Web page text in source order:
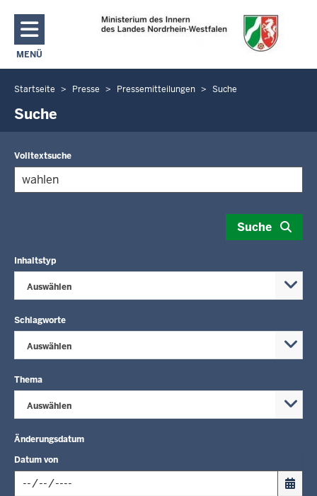
Direkt zum Inhalt
MENÜ
NAVIGATION AKTIVIEREN/DEAKTIVIEREN: MAIN MENU
Sie
befinden
Startseite Presse Pressemitteilungen Suche
Suche
Volltextsuche
Suche
Inhaltstyp
Auswählen
Schlagworte
Auswählen
Thema
Auswählen
Änderungsdatum
Datum von